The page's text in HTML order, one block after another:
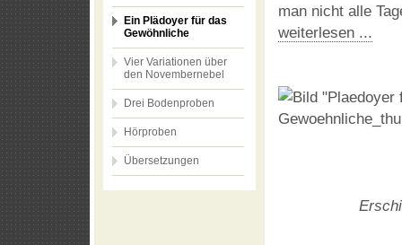
Ein Plädoyer für das
Gewöhnliche
Vier Variationen über
den Novembernebel
Drei Bodenproben
Hörproben
Übersetzungen
man nicht alle
weiterlesen ...